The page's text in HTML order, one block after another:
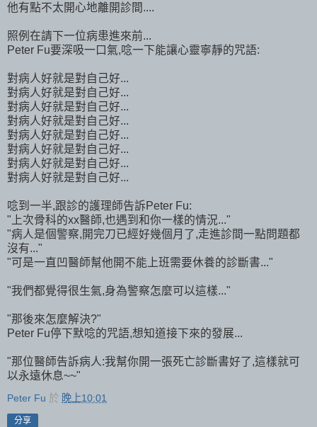
他有點不太開心地離開診間....
照例在請下一位病患進來前...
Peter Fu要深吸一口氣,唸一下能讓心靈寧靜的咒語:
對病人好就是對自己好...
對病人好就是對自己好...
對病人好就是對自己好...
對病人好就是對自己好...
對病人好就是對自己好...
對病人好就是對自己好...
對病人好就是對自己好...
對病人好就是對自己好...
唸到一半,跟診的護理師告訴Peter Fu:
"上次骨科的xx醫師,也遇到和你一樣的情況..."
"病人是個警察,開完刀已經好幾個月了,走進診間一點問題都
沒有..."
"可是一直凹醫師幫他開不能上班需要休養的診斷書..."
"我們都覺得很生氣,身為警察怎麼可以這樣..."
"那後來怎麼解決?"
Peter Fu停下默唸的咒語,想知道接下來的發展...
"那位醫師告訴病人:我幫你開一張死亡診斷書好了,這樣就可
以永遠休息~~"
Peter Fu 於 晚上10:01
分享